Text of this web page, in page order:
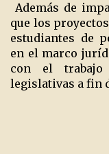
Además de
que los
estudiantes de
en el marco
con el trabajo
legislativas a fin